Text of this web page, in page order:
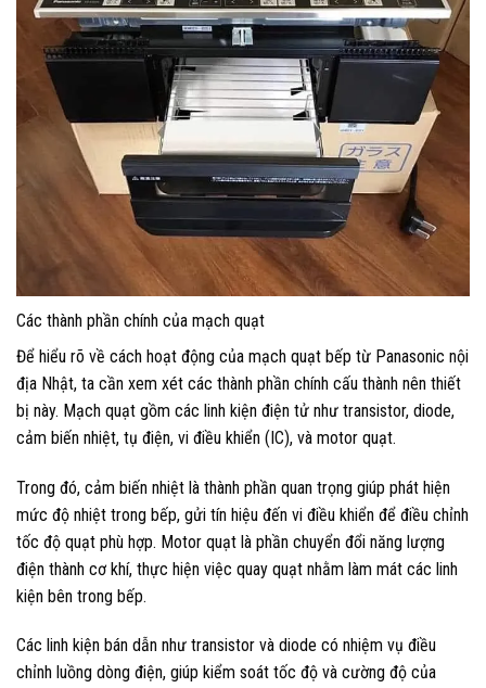
Các thành phần chính của mạch quạt
Để hiểu rõ về cách hoạt động của mạch quạt bếp từ Panasonic nội
địa Nhật, ta cần xem xét các thành phần chính cấu thành nên thiết
bị này. Mạch quạt gồm các linh kiện điện tử như transistor, diode,
cảm biến nhiệt, tụ điện, vi điều khiển (IC), và motor quạt.
Trong đó, cảm biến nhiệt là thành phần quan trọng giúp phát hiện
mức độ nhiệt trong bếp, gửi tín hiệu đến vi điều khiển để điều chỉnh
tốc độ quạt phù hợp. Motor quạt là phần chuyển đổi năng lượng
điện thành cơ khí, thực hiện việc quay quạt nhằm làm mát các linh
kiện bên trong bếp.
Các linh kiện bán dẫn như transistor và diode có nhiệm vụ điều
chỉnh luồng dòng điện, giúp kiểm soát tốc độ và cường độ của